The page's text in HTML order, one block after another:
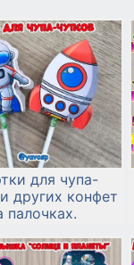
для чупа-
других конфет
палочках.